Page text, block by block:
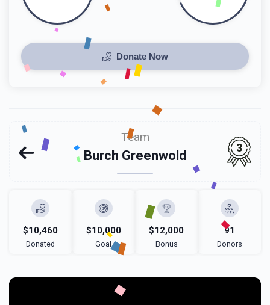
Donate Now
Team
Burch Greenwold
3
$10,460
Donated
$10,000
Goal
$12,000
Bonus
91
Donors